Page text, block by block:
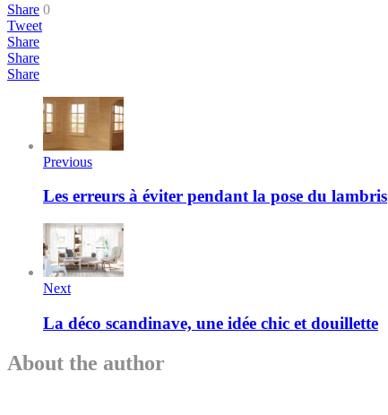
Share 0
Tweet
Share
Share
Share
Previous
Les erreurs à éviter pendant la pose du lambris
Next
La déco scandinave, une idée chic et douillette
About the author